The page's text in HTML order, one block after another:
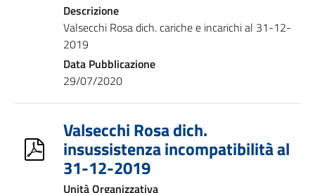
Descrizione
Valsecchi Rosa dich. cariche e incarichi al 31-12-
2019
Data Pubblicazione
29/07/2020
Valsecchi Rosa dich.
insussistenza incompatibilità al
31-12-2019
Unità Organizzativa